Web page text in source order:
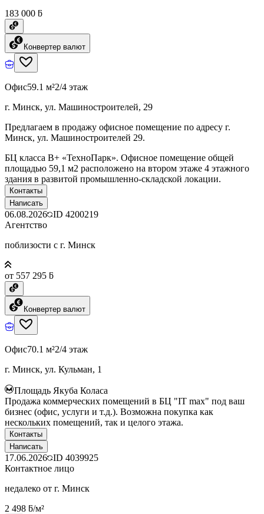
183 000 ƃ
Конвертер валют
Офис59.1 м²2/4 этаж
г. Минск, ул. Машиностроителей, 29
Предлагаем в продажу офисное помещение по адресу г.
Минск, ул. Машиностроителей 29.
БЦ класcа B+ «ТехноПарк». Офисное помещение общей
площадью 59,1 м2 расположено на втором этаже 4 этажного
здания в развитой промышленно-складской локации.
Контакты
Написать
06.08.2026 ID 4200219
Агентство
поблизости с г. Минск
от 557 295 ƃ
Конвертер валют
Офис70.1 м²2/4 этаж
г. Минск, ул. Кульман, 1
Площадь Якуба Коласа
Продажа коммерческих помещений в БЦ "IT max" под ваш
бизнес (офис, услуги и т.д.). Возможна покупка как
нескольких помещений, так и целого этажа.
Контакты
Написать
17.06.2026 ID 4039925
Контактное лицо
недалеко от г. Минск
2 498 ƃ/м²